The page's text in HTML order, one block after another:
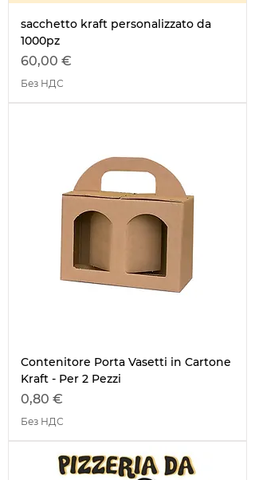
sacchetto kraft personalizzato da
1000pz
Цена
60,00 €
Без НДС
Contenitore Porta Vasetti in Cartone
Kraft - Per 2 Pezzi
Цена
0,80 €
Без НДС